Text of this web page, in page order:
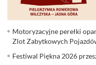
Motoryzacyjne perełki
Zlot Zabytkowych
Festiwal Piękna 2026